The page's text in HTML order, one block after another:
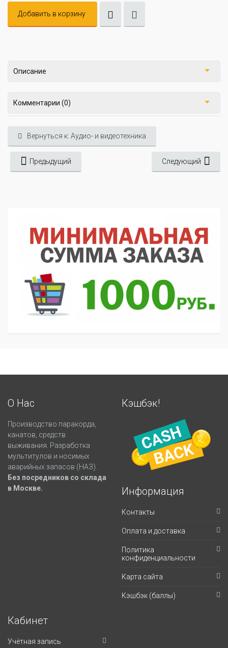
Добавить в корзину
Описание
Комментарии (0)
Вернуться к: Аудио- и видеотехника
Предыдущий Следующий
О Нас
Производство паракорда,
канатов, средств
выживания. Разработка
мультитулов и носимых
аварийных запасов (НАЗ).
Без посредников со склада
в Москве.
Кэшбэк!
Информация
Контакты
Оплата и доставка
Политика
конфиденциальности
Карта сайта
Кэшбэк (баллы)
Кабинет
Учётная запись